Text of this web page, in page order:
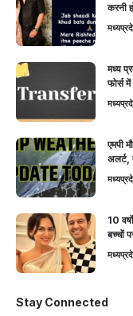
करनी
मध्य
फोर्स
एमपी
अलर्ट,
10
बच्चों
Stay Connected